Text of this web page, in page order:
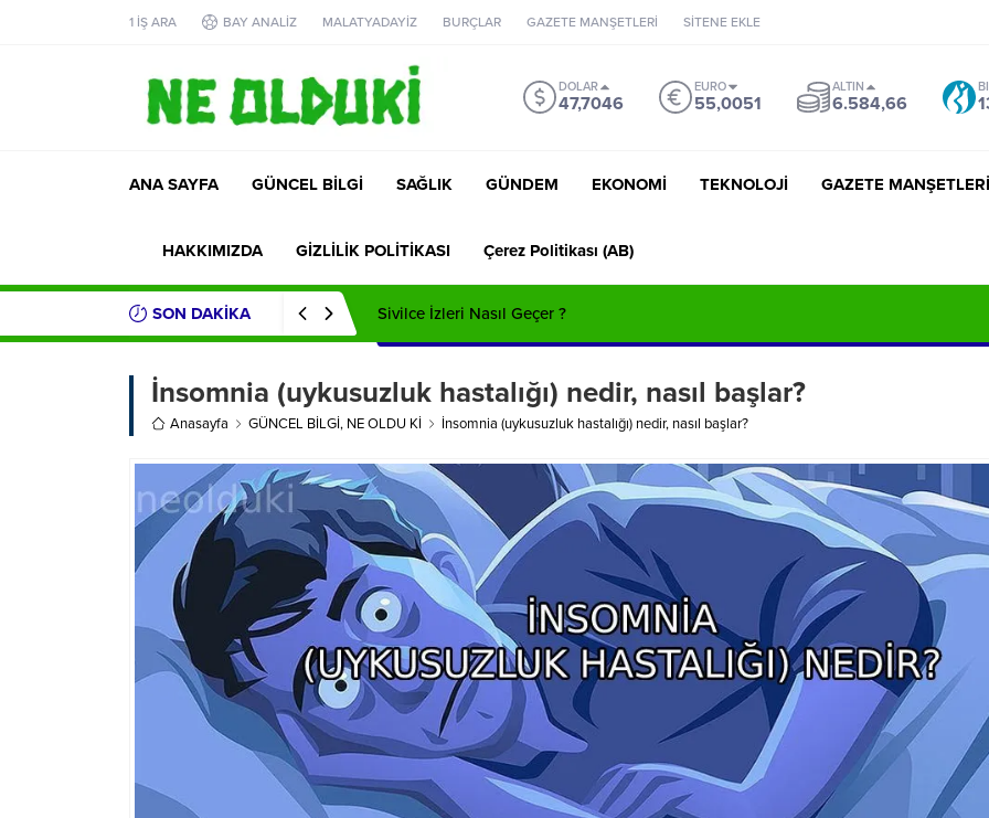
1 İŞ ARA BAY ANALİZ MALATYADAYİZ BURÇLAR GAZETE MANŞETLERİ SİTENE EKLE
DOLAR
47,7046
EURO
55,0051
ALTIN
6.584,66
ANA SAYFA GÜNCEL BİLGİ SAĞLIK GÜNDEM EKONOMİ TEKNOLOJİ GAZETE MANŞETLERİ
HAKKIMIZDA GİZLİLİK POLİTİKASI Çerez Politikası (AB)
SON DAKİKA Sivilce İzleri Nasıl Geçer ?
İnsomnia (uykusuzluk hastalığı) nedir, nasıl başlar?
Anasayfa GÜNCEL BİLGİ, NE OLDU Kİ İnsomnia (uykusuzluk hastalığı) nedir, nasıl başlar?